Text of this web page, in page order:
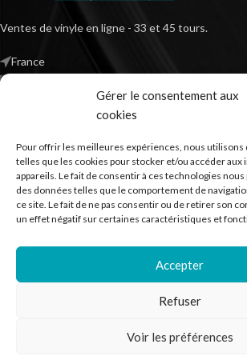
Gérer le consentement aux
cookies
Pour offrir les meilleures expériences, nous utilisons
telles que les cookies pour stocker et/ou accéder aux
appareils. Le fait de consentir à ces technologies
des données telles que le comportement de
ce site. Le fait de ne pas consentir ou de retirer son
un effet négatif sur certaines caractéristiques et
Accepter
Refuser
Voir les préférences
Ventes de vinyle en ligne - 33 et 45 tours.
France
*TVA non applicable – article 293 B du CGI
RECHERCHER DES PRODUITS
NOS SERVICES
BESOIN D’AIDE ?
Kilm Music2023